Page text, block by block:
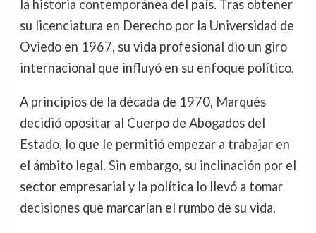
la historia contemporánea del país. Tras obtener
su licenciatura en Derecho por la Universidad de
Oviedo en 1967, su vida profesional dio un giro
internacional que influyó en su enfoque político.
A principios de la década de 1970, Marqués
decidió opositar al Cuerpo de Abogados del
Estado, lo que le permitió empezar a trabajar en
el ámbito legal. Sin embargo, su inclinación por el
sector empresarial y la política lo llevó a tomar
decisiones que marcarían el rumbo de su vida.